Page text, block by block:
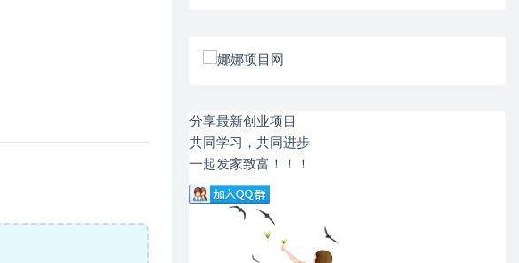
分享最新创业项目
共同学习，共同进步
一起发家致富！！！